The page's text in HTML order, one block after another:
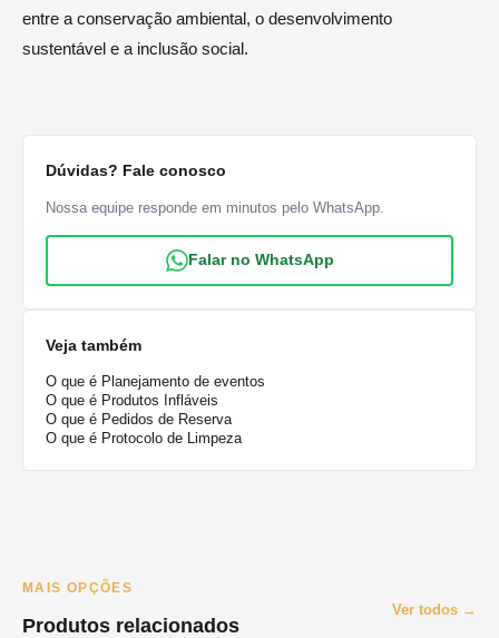
entre a conservação ambiental, o desenvolvimento
sustentável e a inclusão social.
Dúvidas? Fale conosco
Nossa equipe responde em minutos pelo WhatsApp.
Falar no WhatsApp
Veja também
O que é Planejamento de eventos
O que é Produtos Infláveis
O que é Pedidos de Reserva
O que é Protocolo de Limpeza
MAIS OPÇÕES
Produtos relacionados
Ver todos →